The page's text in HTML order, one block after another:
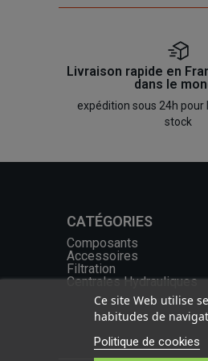
Livraison rapide en
dans le
expédition sous 24h pour
stock
CATÉGORIES
Composants
Accessoires
Filtration
Centrales Hydrauliques
Ce site Web utilise
habitudes de
Politique de cookies